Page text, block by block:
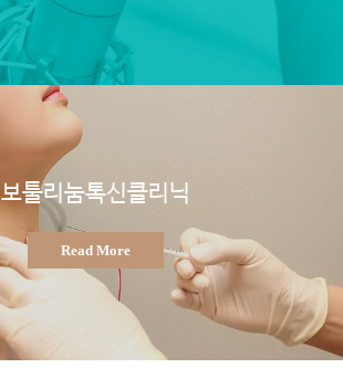
보툴리눔톡신클리닉
Read More